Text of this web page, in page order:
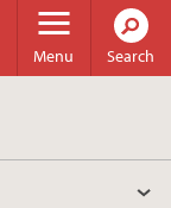
Menu
Search